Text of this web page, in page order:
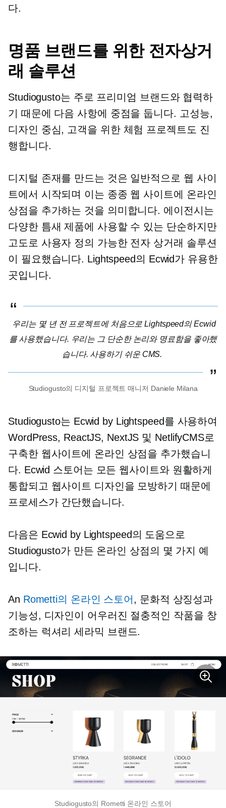
다.
명품 브랜드를 위한 전자상거
래 솔루션
Studiogusto는 주로 프리미엄 브랜드와 협력하
기 때문에 다음 사항에 중점을 둡니다. 고성능,
디자인 중심, 고객을 위한 체험 프로젝트도 진
행합니다.
디지털 존재를 만드는 것은 일반적으로 웹 사이
트에서 시작되며 이는 종종 웹 사이트에 온라인
상점을 추가하는 것을 의미합니다. 에이전시는
다양한 틈새 제품에 사용할 수 있는 단순하지만
고도로 사용자 정의 가능한 전자 상거래 솔루션
이 필요했습니다. Lightspeed의 Ecwid가 유용한
곳입니다.
우리는 몇 년 전 프로젝트에 처음으로 Lightspeed의 Ecwid
를 사용했습니다. 우리는 그 단순한 논리와 명료함을 좋아했
습니다. 사용하기 쉬운CMS.
Studiogusto의 디지털 프로젝트 매니저 Daniele Milana
Studiogusto는 Ecwid by Lightspeed를 사용하여
WordPress, ReactJS, NextJS 및 NetlifyCMS로
구축한 웹사이트에 온라인 상점을 추가했습니
다. Ecwid 스토어는 모든 웹사이트와 원활하게
통합되고 웹사이트 디자인을 모방하기 때문에
프로세스가 간단했습니다.
다음은 Ecwid by Lightspeed의 도움으로
Studiogusto가 만든 온라인 상점의 몇 가지 예
입니다.
An Rometti의 온라인 스토어 , 문화적 상징성과
기능성, 디자인이 어우러진 절충적인 작품을 창
조하는 럭셔리 세라믹 브랜드.
Studiogusto의 Rometti 온라인 스토어